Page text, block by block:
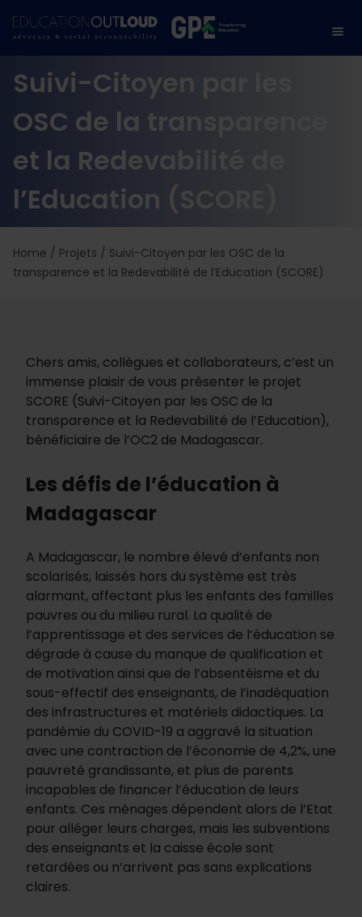
Suivi-Citoyen par les
OSC de la transparence
et la Redevabilité de
l’Education (SCORE)
Home / Projets / Suivi-Citoyen par les OSC de la
transparence et la Redevabilité de l’Education (SCORE)
Chers amis, collègues et collaborateurs, c’est un
immense plaisir de vous présenter le projet
SCORE (Suivi-Citoyen par les OSC de la
transparence et la Redevabilité de l’Education),
bénéficiaire de l’OC2 de Madagascar.
Les défis de l’éducation à
Madagascar
A Madagascar, le nombre élevé d’enfants non
scolarisés, laissés hors du système est très
alarmant, affectant plus les enfants des familles
pauvres ou du milieu rural. La qualité de
l’apprentissage et des services de l’éducation se
dégrade à cause du manque de qualification et
de motivation ainsi que de l’absentéisme et du
sous-effectif des enseignants, de l’inadéquation
des infrastructures et matériels didactiques. La
pandémie du COVID-19 a aggravé la situation
avec une contraction de l’économie de 4,2%, une
pauvreté grandissante, et plus de parents
incapables de financer l’éducation de leurs
enfants. Ces ménages dépendent alors de l’Etat
pour alléger leurs charges, mais les subventions
des enseignants et la caisse école sont
retardées ou n’arrivent pas sans explications
claires.